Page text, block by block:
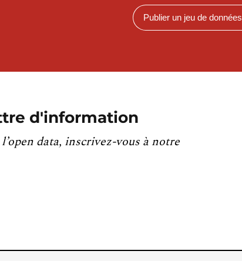
Publier un jeu de données
d'information
data, inscrivez-vous à notre